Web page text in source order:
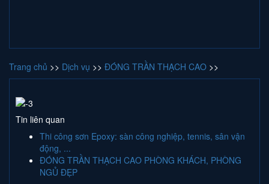
Trang chủ >> Dịch vụ >> ĐÓNG TRẦN THẠCH CAO >>
Tin liên quan
Thi công sơn Epoxy: sàn công nghiệp, tennis, sân vận
động, ...
ĐÓNG TRẦN THẠCH CAO PHÒNG KHÁCH, PHÒNG
NGỦ ĐẸP